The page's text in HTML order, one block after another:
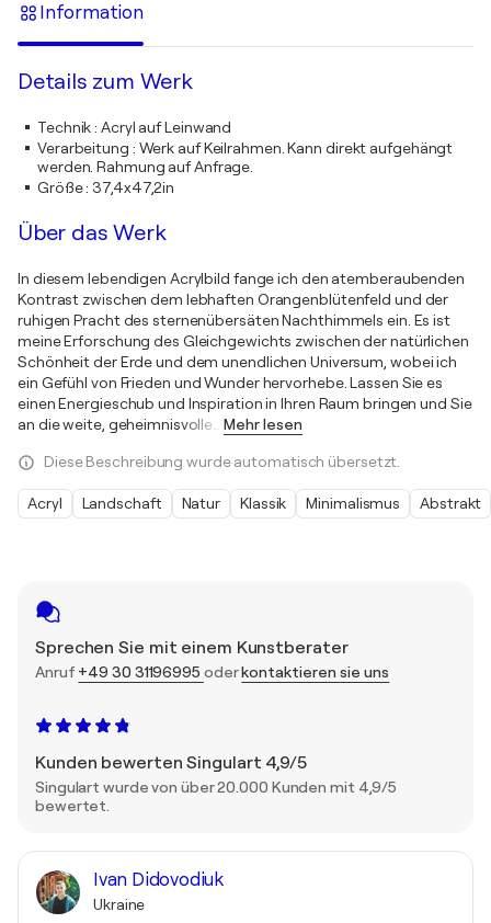
Sprechen Sie mit einem Kunstberater
Anruf +49 30 31196995 oderkontaktieren sie uns
Kunden bewerten Singulart 4,9/5
Singulart wurde von über 20.000 Kunden mit 4,9/5
bewertet.
Ivan Didovodiuk
Ukraine
Information
Details zum Werk
Technik:Acryl auf Leinwand
Verarbeitung : Werk auf Keilrahmen. Kann direkt aufgehängt
werden. Rahmung auf Anfrage.
Größe: 37,4x47,2in
Über das Werk
In diesem lebendigen Acrylbild fange ich den atemberaubenden
Kontrast zwischen dem lebhaften Orangenblütenfeld und der
ruhigen Pracht des sternenübersäten Nachthimmels ein. Es ist
meine Erforschung des Gleichgewichts zwischen der natürlichen
Schönheit der Erde und dem unendlichen Universum, wobei ich
ein Gefühl von Frieden und Wunder hervorhebe. Lassen Sie es
einen Energieschub und Inspiration in Ihren Raum bringen und Sie
an die weite, geheimnisvolle
Mehr lesen
Diese Beschreibung wurde automatisch übersetzt.
Acryl Landschaft Natur Klassik Minimalismus Abstrakt